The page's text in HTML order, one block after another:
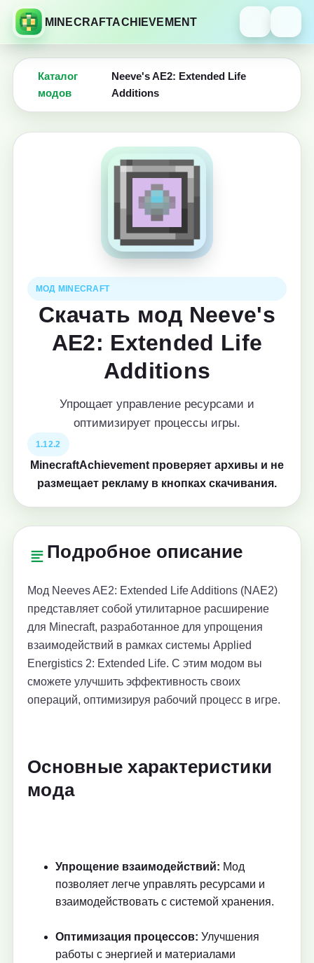
MINECRAFTACHIEVEMENT
Каталог
модов
Neeve's AE2: Extended Life
Additions
МОД MINECRAFT
Скачать мод Neeve's
AE2: Extended Life
Additions
Упрощает управление ресурсами и
оптимизирует процессы игры.
1.12.2
MinecraftAchievement проверяет архивы и не
размещает рекламу в кнопках скачивания.
Подробное описание
Мод Neeves AE2: Extended Life Additions (NAE2)
представляет собой утилитарное расширение
для Minecraft, разработанное для упрощения
взаимодействий в рамках системы Applied
Energistics 2: Extended Life. С этим модом вы
сможете улучшить эффективность своих
операций, оптимизируя рабочий процесс в игре.
Основные характеристики
мода
Упрощение взаимодействий: Мод
позволяет легче управлять ресурсами и
взаимодействовать с системой хранения.
Оптимизация процессов: Улучшения
работы с энергией и материалами